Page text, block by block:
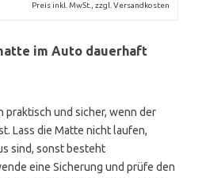
Preis inkl. MwSt., zzgl. Versandkosten
im Auto dauerhaft
praktisch und sicher, wenn der
Lass die Matte nicht laufen,
sind, sonst besteht
eine Sicherung und prüfe den